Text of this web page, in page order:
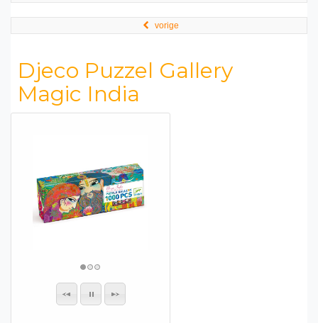
vorige
Djeco Puzzel Gallery
Magic India